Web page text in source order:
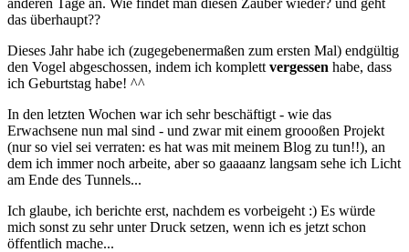
das überhaupt??
Dieses Jahr habe ich (zugegebenermaßen zum ersten Mal) endgültig
den Vogel abgeschossen, indem ich komplett vergessen habe, dass
ich Geburtstag habe! ^^
In den letzten Wochen war ich sehr beschäftigt - wie das
Erwachsene nun mal sind - und zwar mit einem groooßen Projekt
(nur so viel sei verraten: es hat was mit meinem Blog zu tun!!), an
dem ich immer noch arbeite, aber so gaaaanz langsam sehe ich Licht
am Ende des Tunnels...
Ich glaube, ich berichte erst, nachdem es vorbeigeht :) Es würde
mich sonst zu sehr unter Druck setzen, wenn ich es jetzt schon
öffentlich mache...